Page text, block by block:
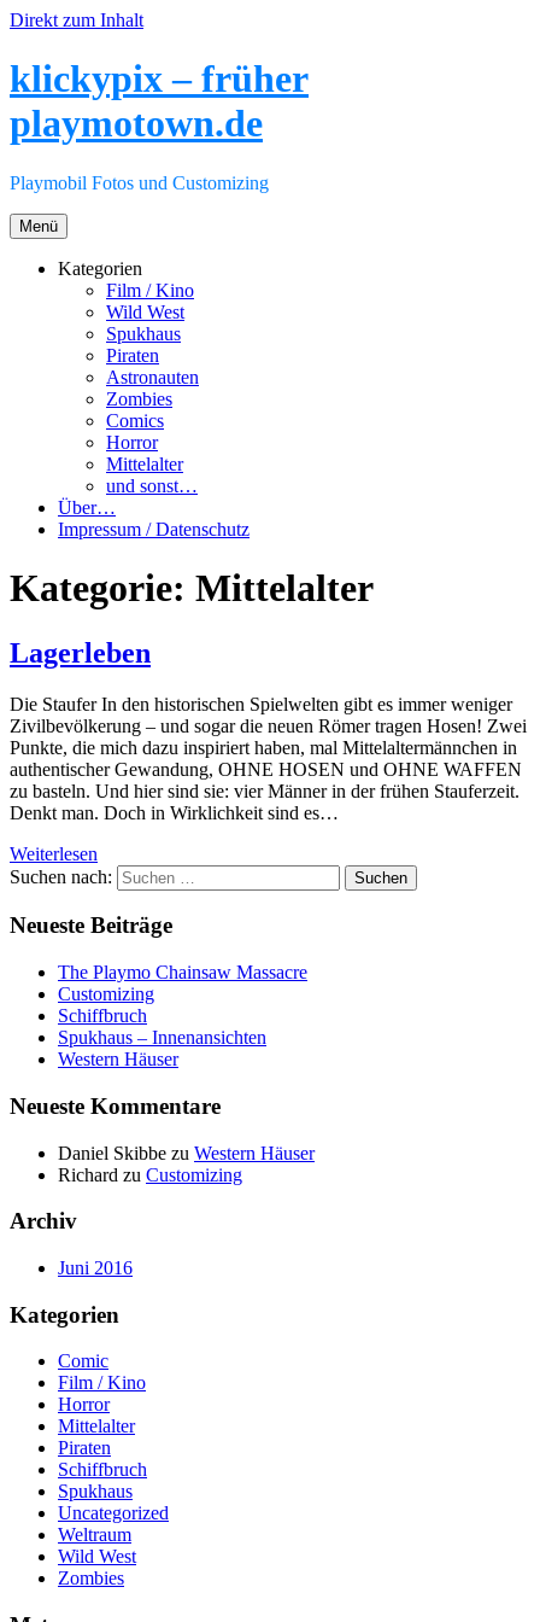
Direkt zum Inhalt
klickypix – früher
playmotown.de
Playmobil Fotos und Customizing
Menü
Kategorien
Film / Kino
Wild West
Spukhaus
Piraten
Astronauten
Zombies
Comics
Horror
Mittelalter
und sonst…
Über…
Impressum / Datenschutz
Kategorie: Mittelalter
Lagerleben
Die Staufer In den historischen Spielwelten gibt es immer weniger
Zivilbevölkerung – und sogar die neuen Römer tragen Hosen! Zwei
Punkte, die mich dazu inspiriert haben, mal Mittelaltermännchen in
authentischer Gewandung, OHNE HOSEN und OHNE WAFFEN
zu basteln. Und hier sind sie: vier Männer in der frühen Stauferzeit.
Denkt man. Doch in Wirklichkeit sind es…
Weiterlesen
Suchen nach:
Neueste Beiträge
The Playmo Chainsaw Massacre
Customizing
Schiffbruch
Spukhaus – Innenansichten
Western Häuser
Neueste Kommentare
Daniel Skibbe zu Western Häuser
Richard zu Customizing
Archiv
Juni 2016
Kategorien
Comic
Film / Kino
Horror
Mittelalter
Piraten
Schiffbruch
Spukhaus
Uncategorized
Weltraum
Wild West
Zombies